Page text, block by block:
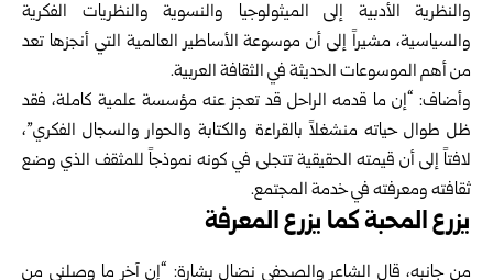
والنظرية الأدبية إلى الميثولوجيا والنسوية والنظريات الفكرية
والسياسية، مشيراً إلى أن موسوعة الأساطير العالمية التي أنجزها تعد
من أهم الموسوعات الحديثة في الثقافة العربية.
وأضاف: “إن ما قدمه الراحل قد تعجز عنه مؤسسة علمية كاملة، فقد
ظل طوال حياته منشغلاً بالقراءة والكتابة والحوار والسجال الفكري”،
لافتاً إلى أن قيمته الحقيقية تتجلى في كونه نموذجاً للمثقف الذي وضع
ثقافته ومعرفته في خدمة المجتمع.
يزرع المحبة كما يزرع المعرفة
من جانبه، قال الشاعر والصحفي نضال بشارة: “إن آخر ما وصلني من